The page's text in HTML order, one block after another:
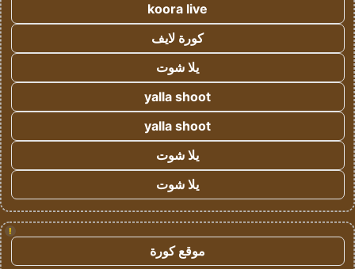
koora live
كورة لايف
يلا شوت
yalla shoot
yalla shoot
يلا شوت
يلا شوت
!
موقع كورة